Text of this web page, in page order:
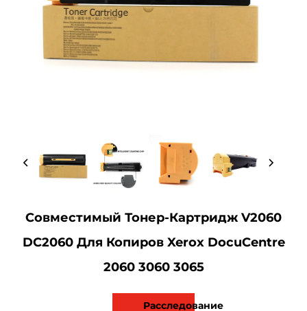
Совместимый Тонер-Картридж V2060
DC2060 Для Копиров Xerox DocuCentre
2060 3060 3065
Расследование